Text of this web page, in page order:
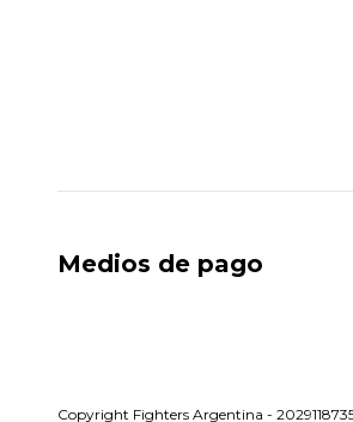
Medios de pago
Copyright Fighters Argentina -